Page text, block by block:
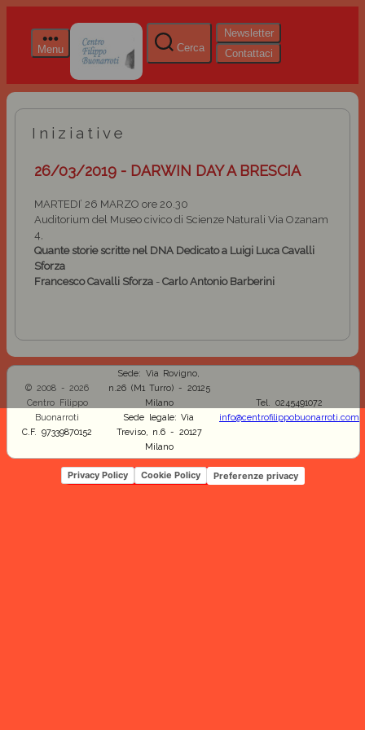
Menu Cerca
Newsletter
Contattaci
Iniziative
26/03/2019 - DARWIN DAY A BRESCIA
MARTEDI’ 26 MARZO ore 20.30
Auditorium del Museo civico di Scienze Naturali Via Ozanam
4,
Quante storie scritte nel DNA Dedicato a Luigi Luca Cavalli
Sforza
Francesco Cavalli Sforza - Carlo Antonio Barberini
© 2008 - 2026
Centro Filippo
Buonarroti
C.F. 97339870152
Sede: Via Rovigno,
n.26 (M1 Turro) - 20125
Milano
Sede legale: Via
Treviso, n.6 - 20127
Milano
Tel. 0245491072
info@centrofilippobuonarroti.com
Privacy Policy Cookie Policy Preferenze privacy